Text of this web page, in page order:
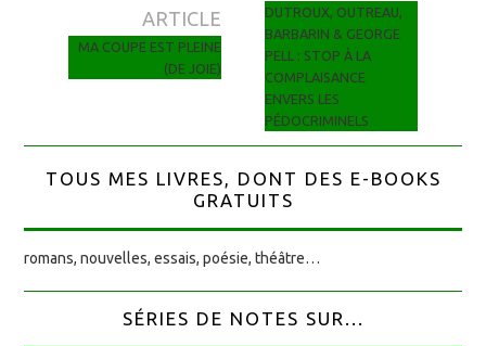
Navigation des articles
ARTICLE
MA COUPE EST PLEINE
(DE JOIE)
DUTROUX, OUTREAU,
BARBARIN & GEORGE
PELL : STOP À LA
COMPLAISANCE
ENVERS LES
PÉDOCRIMINELS
TOUS MES LIVRES, DONT DES E-BOOKS
GRATUITS
romans, nouvelles, essais, poésie, théâtre…
SÉRIES DE NOTES SUR...